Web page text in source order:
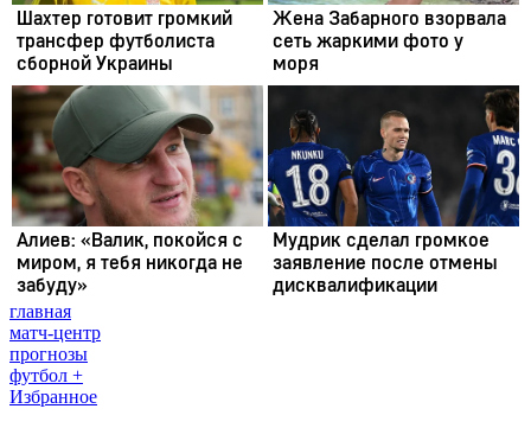
главная
матч-центр
прогнозы
футбол +
Избранное